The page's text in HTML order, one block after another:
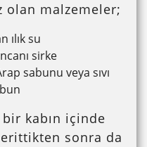
olan malzemeler;
ılık su
sirke
sabunu veya sıvı
kabın içinde
erittikten sonra da